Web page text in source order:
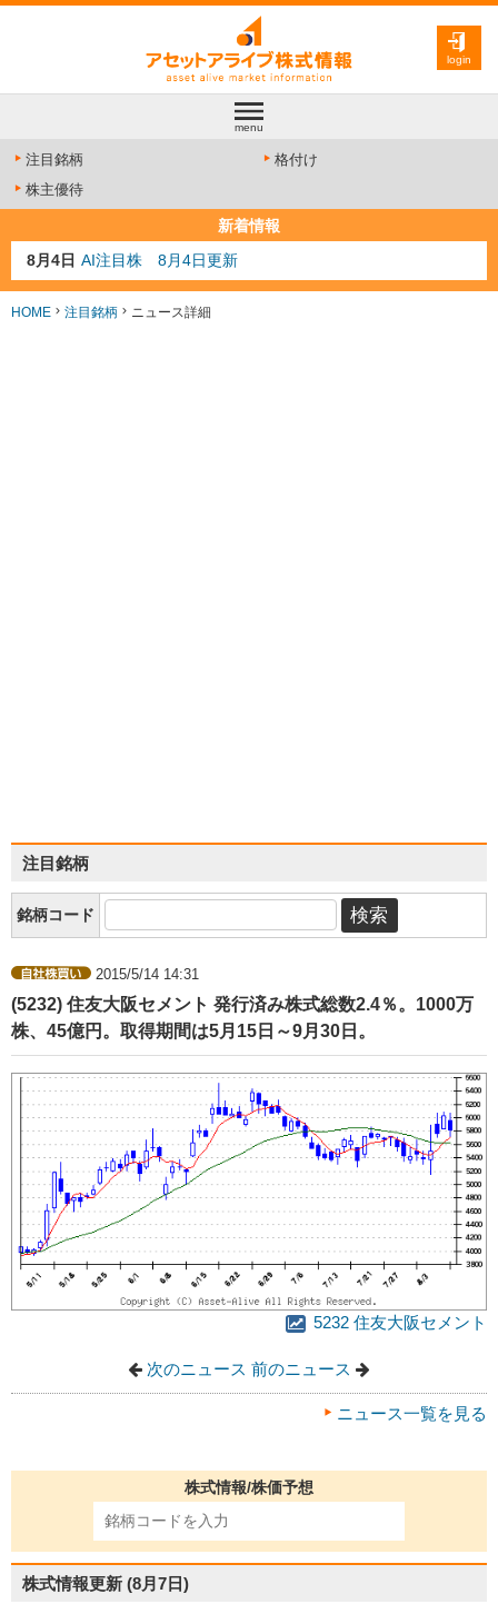
login
menu
注目銘柄
格付け
株主優待
新着情報
8月4日 AI注目株 8月4日更新
8月3日 人気業種注目株 8月3日更新
8月2日 金融注目株 8月2日更新
HOME 注目銘柄 ニュース詳細
注目銘柄
銘柄コード
2015/5/14 14:31
(5232) 住友大阪セメント 発行済み株式総数2.4％。1000万
株、45億円。取得期間は5月15日～9月30日。
5232 住友大阪セメント
次のニュース 前のニュース
ニュース一覧を見る
株式情報/株価予想
株式情報更新 (8月7日)